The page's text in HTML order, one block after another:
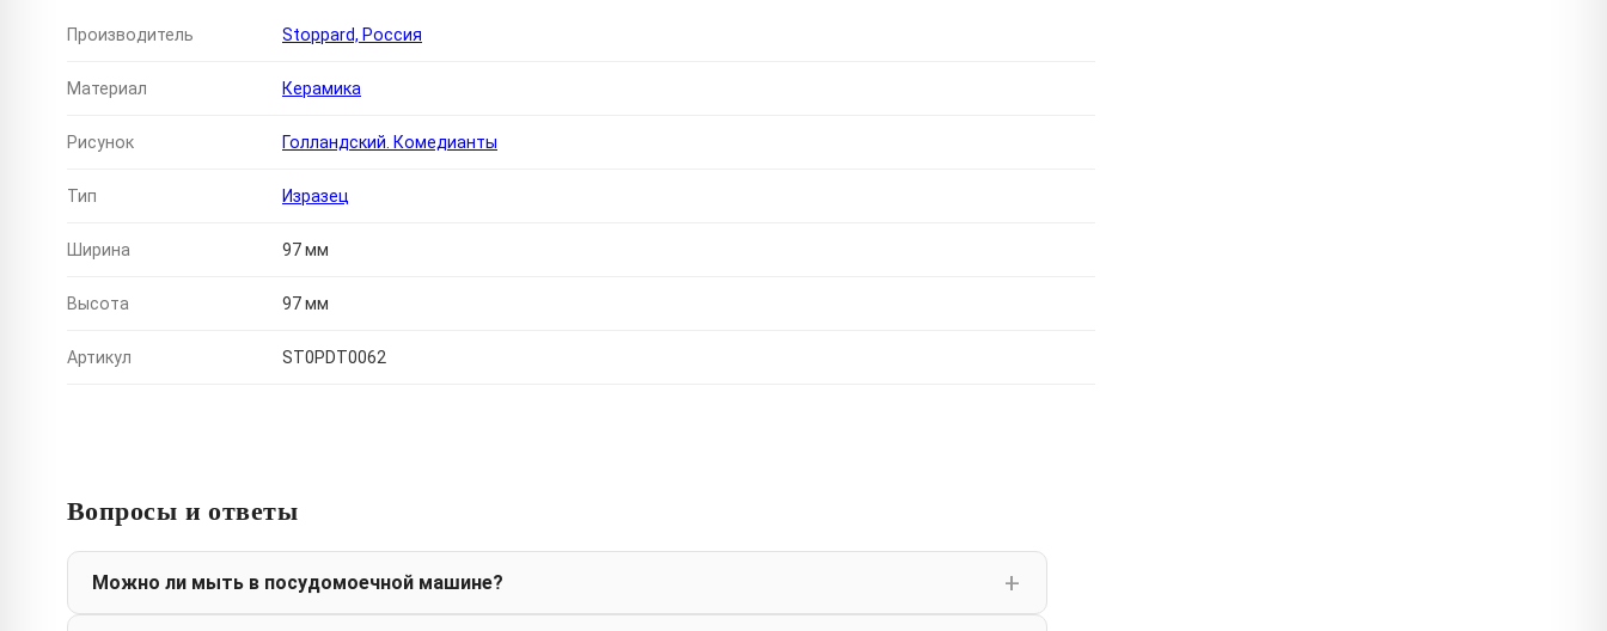
Производитель Stoppard, Россия
Материал Керамика
Рисунок Голландский. Комедианты
Тип Изразец
Ширина 97 мм
Высота 97 мм
Артикул ST0PDT0062
Вопросы и ответы
Можно ли мыть в посудомоечной машине?